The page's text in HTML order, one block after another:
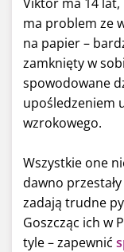
ma problem ze
na papier –
zamknięty w
spowodowane
upośledzeniem
wzrokowego.
Wszystkie one
dawno
zadają trudne
Goszcząc ich w
tyle – zapewnić